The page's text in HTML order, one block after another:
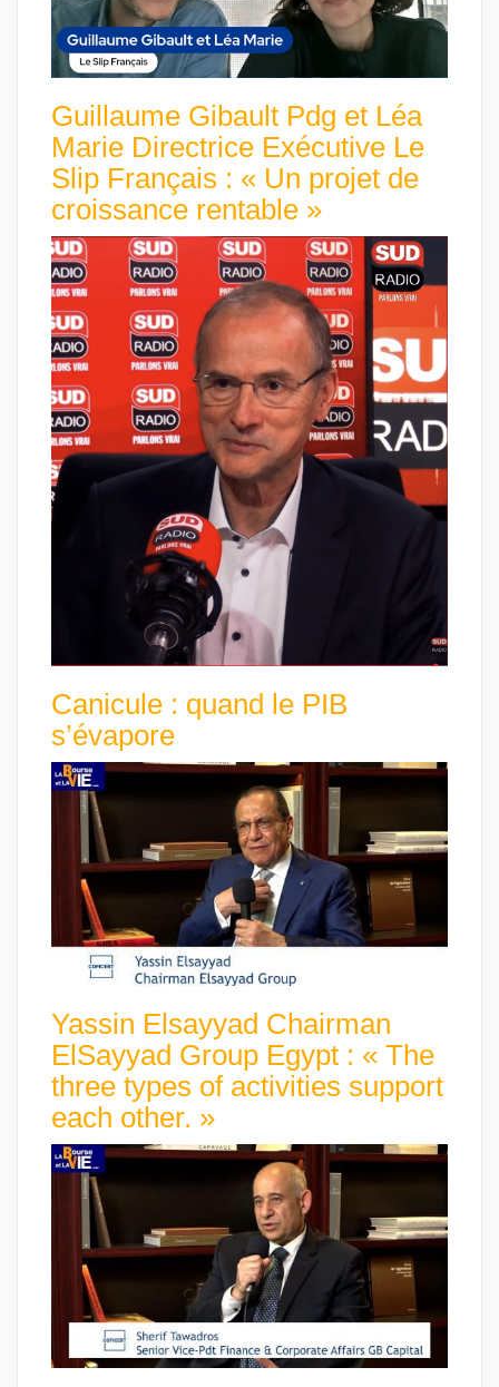
Guillaume Gibault Pdg et Léa
Marie Directrice Exécutive Le
Slip Français : « Un projet de
croissance rentable »
Canicule : quand le PIB
s’évapore
Yassin Elsayyad Chairman
ElSayyad Group Egypt : « The
three types of activities support
each other. »